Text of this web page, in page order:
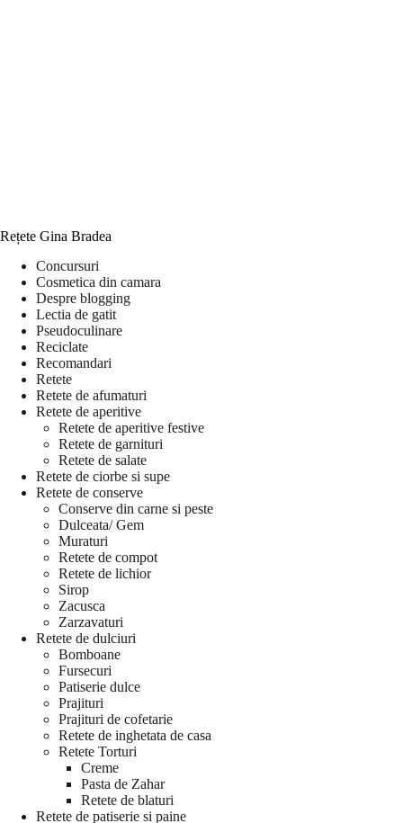
Rețete Gina Bradea
Concursuri
Cosmetica din camara
Despre blogging
Lectia de gatit
Pseudoculinare
Reciclate
Recomandari
Retete
Retete de afumaturi
Retete de aperitive
Retete de aperitive festive
Retete de garnituri
Retete de salate
Retete de ciorbe si supe
Retete de conserve
Conserve din carne si peste
Dulceata/ Gem
Muraturi
Retete de compot
Retete de lichior
Sirop
Zacusca
Zarzavaturi
Retete de dulciuri
Bomboane
Fursecuri
Patiserie dulce
Prajituri
Prajituri de cofetarie
Retete de inghetata de casa
Retete Torturi
Creme
Pasta de Zahar
Retete de blaturi
Retete de patiserie si paine